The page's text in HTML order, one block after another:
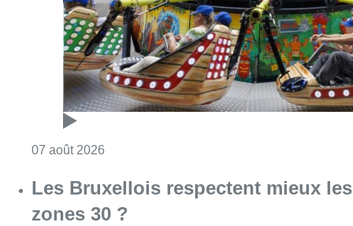
07 août 2026
Les Bruxellois respectent mieux les
zones 30 ?